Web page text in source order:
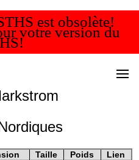
est obsolète!
votre version du
Taille Poids
Lien